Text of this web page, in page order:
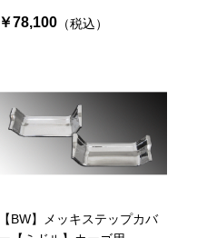
￥78,100（税込）
【BW】メッキステップカバ